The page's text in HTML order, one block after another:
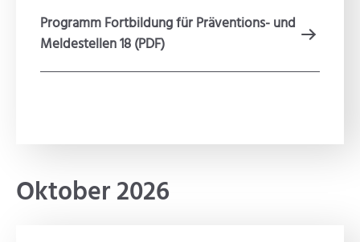
Programm Fortbildung für Präventions- und
Meldestellen 18 (PDF)
Oktober 2026